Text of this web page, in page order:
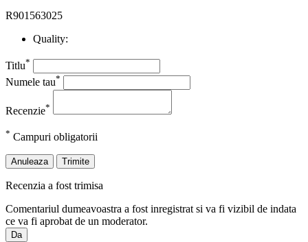
R901563025
Quality:
Titlu*
Numele tau*
Recenzie*
* Campuri obligatorii
Anuleaza Trimite
Recenzia a fost trimisa
Comentariul dumeavoastra a fost inregistrat si va fi vizibil de indata
ce va fi aprobat de un moderator.
Da